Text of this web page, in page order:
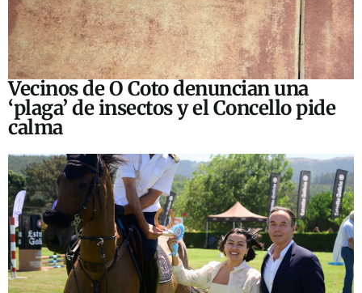
Vecinos de O Coto denuncian una
‘plaga’ de insectos y el Concello pide
calma